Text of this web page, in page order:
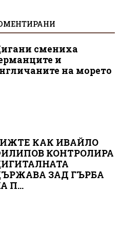
смениха
и
на морето
КАК ИВАЙЛО
КОНТРОЛИРА
ЗАД ГЪРБА
П...